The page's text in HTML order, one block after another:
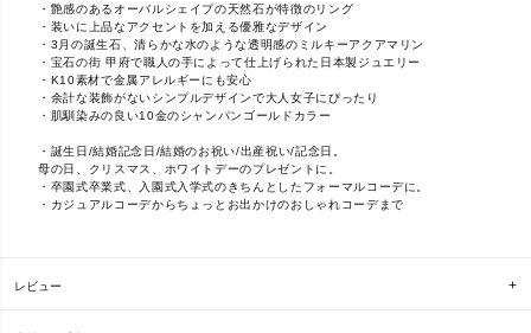
・艶感のあるオーバルシェイプの天然石が特徴のリング
・装いに上品なアクセントを加える優雅なデザイン
・3月の誕生石、清らかな水のような透明感のミルキーアクアマリン
・宝石の街 甲府で職人の手によって仕上げられた日本製ジュエリー
・K10素材で金属アレルギーにも安心
・余計な装飾がないシンプルデザインで大人女子にぴったり
・肌馴染みの良い10金のシャンパンゴールドカラー
・誕生日/結婚記念日/結婚のお祝い/出産祝い/記念日。
母の日、クリスマス、ホワイトデーのプレゼントに。
・卒園式卒業式、入園式入学式のきちんとしたフォーマルコーデに。
・カジュアルコーデからちょっとお出かけのおしゃれコーデまで
レビュー